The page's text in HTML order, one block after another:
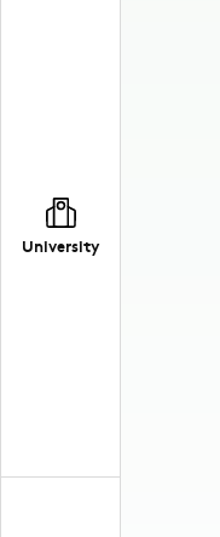
University